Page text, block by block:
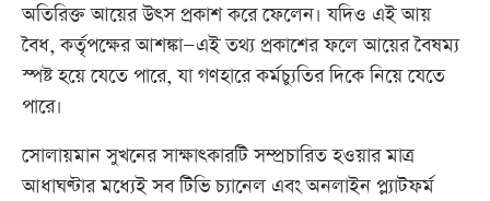
অতিরিক্ত আয়ের উৎস প্রকাশ করে ফেলেন। যদিও এই আয়
বৈধ, কর্তৃপক্ষের আশঙ্কা—এই তথ্য প্রকাশের ফলে আয়ের বৈষম্য
স্পষ্ট হয়ে যেতে পারে, যা গণহারে কর্মচ্যুতির দিকে নিয়ে যেতে
পারে।
সোলায়মান সুখনের সাক্ষাৎকারটি সম্প্রচারিত হওয়ার মাত্র
আধাঘণ্টার মধ্যেই সব টিভি চ্যানেল এবং অনলাইন প্ল্যাটফর্ম